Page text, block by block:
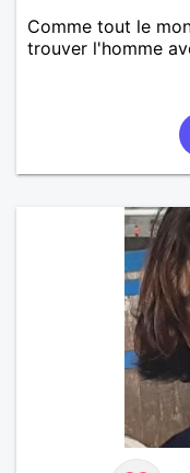
Comme tout le
trouver l'homme